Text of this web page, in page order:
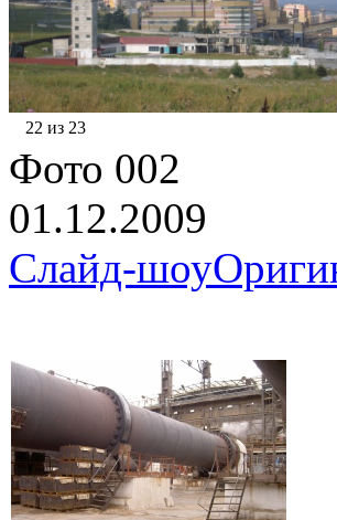
22 из 23
Фото 002
01.12.2009
Слайд-шоу